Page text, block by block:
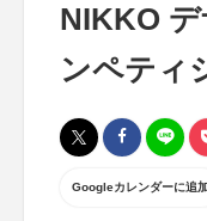
NIKKO
ンペティ
Googleカレンダーに追